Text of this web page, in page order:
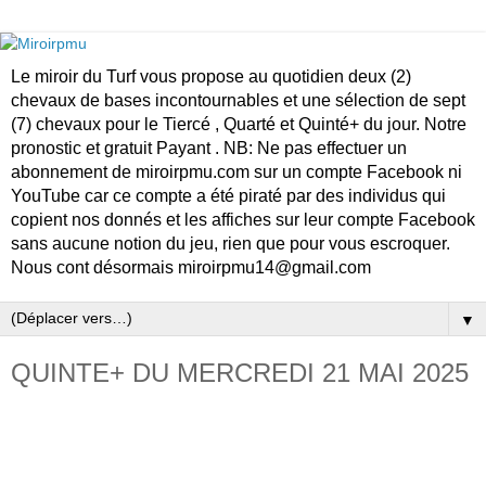
Le miroir du Turf vous propose au quotidien deux (2)
chevaux de bases incontournables et une sélection de sept
(7) chevaux pour le Tiercé , Quarté et Quinté+ du jour. Notre
pronostic et gratuit Payant . NB: Ne pas effectuer un
abonnement de miroirpmu.com sur un compte Facebook ni
YouTube car ce compte a été piraté par des individus qui
copient nos donnés et les affiches sur leur compte Facebook
sans aucune notion du jeu, rien que pour vous escroquer.
Nous cont désormais miroirpmu14@gmail.com
▼
QUINTE+ DU MERCREDI 21 MAI 2025